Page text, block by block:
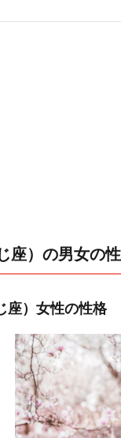
座）の男女の
座）女性の性格